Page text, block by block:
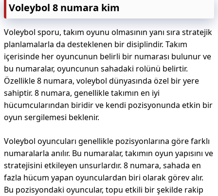
Voleybol 8 numara kim
Voleybol sporu, takım oyunu olmasının yanı sıra stratejik
planlamalarla da desteklenen bir disiplindir. Takım
içerisinde her oyuncunun belirli bir numarası bulunur ve
bu numaralar, oyuncunun sahadaki rolünü belirtir.
Özellikle 8 numara, voleybol dünyasında özel bir yere
sahiptir. 8 numara, genellikle takımın en iyi
hücumcularından biridir ve kendi pozisyonunda etkin bir
oyun sergilemesi beklenir.
Voleybol oyuncuları genellikle pozisyonlarına göre farklı
numaralarla anılır. Bu numaralar, takımın oyun yapısını ve
stratejisini etkileyen unsurlardır. 8 numara, sahada en
fazla hücum yapan oyunculardan biri olarak görev alır.
Bu pozisyondaki oyuncular, topu etkili bir şekilde rakip